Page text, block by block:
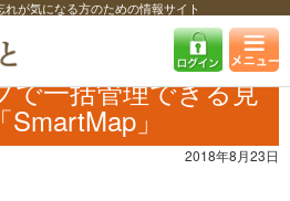
が気になる方のための情報サイト
ス 介護
スマホのマップで一括管理で
で一括管理できる見
」
2018年8月23日